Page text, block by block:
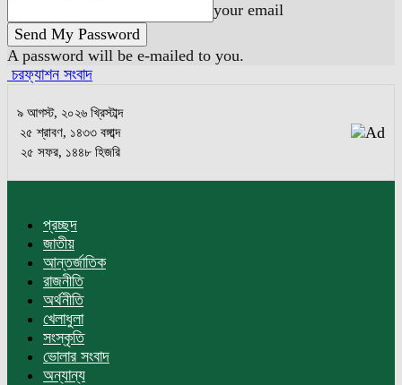
your email
A password will be e-mailed to you.
চরফ্যাশন সংবাদ
৯ আগস্ট, ২০২৬ খ্রিস্টাব্দ
২৫ শ্রাবণ, ১৪৩৩ বঙ্গাব্দ
২৫ সফর, ১৪৪৮ হিজরি
প্রচ্ছদ
জাতীয়
আন্তর্জাতিক
রাজনীতি
অর্থনীতি
খেলাধুলা
সংস্কৃতি
ভোলার সংবাদ
অন্যান্য